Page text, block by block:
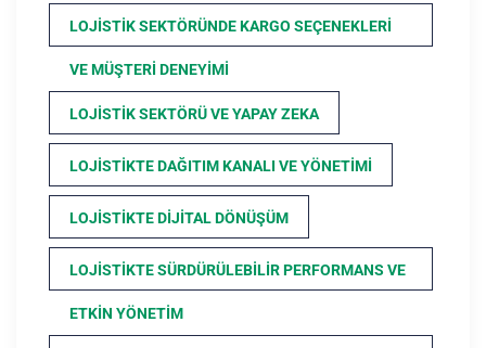
LOJISTIK SEKTÖRÜNDE KARGO SEÇENEKLERI
VE MÜŞTERI DENEYIMI
LOJISTIK SEKTÖRÜ VE YAPAY ZEKA
LOJISTIKTE DAĞITIM KANALI VE YÖNETIMI
LOJISTIKTE DIJITAL DÖNÜŞÜM
LOJISTIKTE SÜRDÜRÜLEBILIR PERFORMANS VE
ETKIN YÖNETIM